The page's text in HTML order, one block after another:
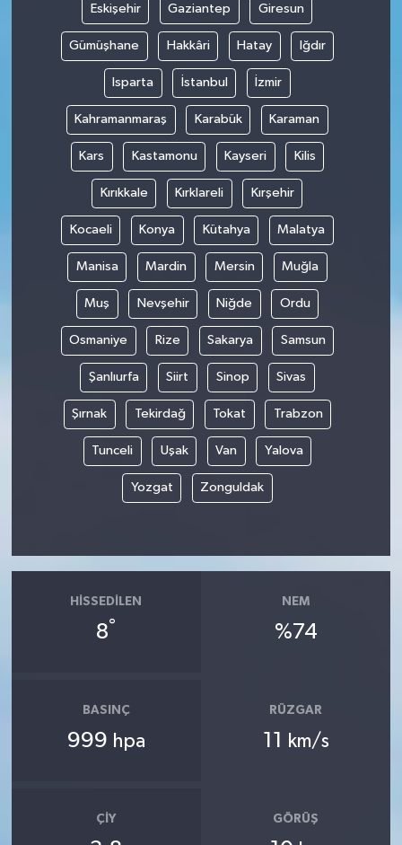
Eskişehir Gaziantep Giresun
Gümüşhane Hakkâri Hatay Iğdır
Isparta İstanbul İzmir
Kahramanmaraş Karabük Karaman
Kars Kastamonu Kayseri Kilis
Kırıkkale Kırklareli Kırşehir
Kocaeli Konya Kütahya Malatya
Manisa Mardin Mersin Muğla
Muş Nevşehir Niğde Ordu
Osmaniye Rize Sakarya Samsun
Şanlıurfa Siirt Sinop Sivas
Şırnak Tekirdağ Tokat Trabzon
Tunceli Uşak Van Yalova
Yozgat Zonguldak
HISSEDILEN
8°
NEM
%74
BASINÇ
999 hpa
RÜZGAR
11 km/s
ÇIY GÖRÜŞ